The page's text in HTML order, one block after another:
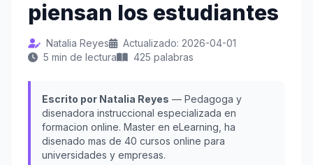
piensan los estudiantes
Natalia Reyes
Actualizado: 2026-04-01
5 min de lectura
425 palabras
Escrito por Natalia Reyes — Pedagoga y
disenadora instruccional especializada en
formacion online. Master en eLearning, ha
disenado mas de 40 cursos online para
universidades y empresas.